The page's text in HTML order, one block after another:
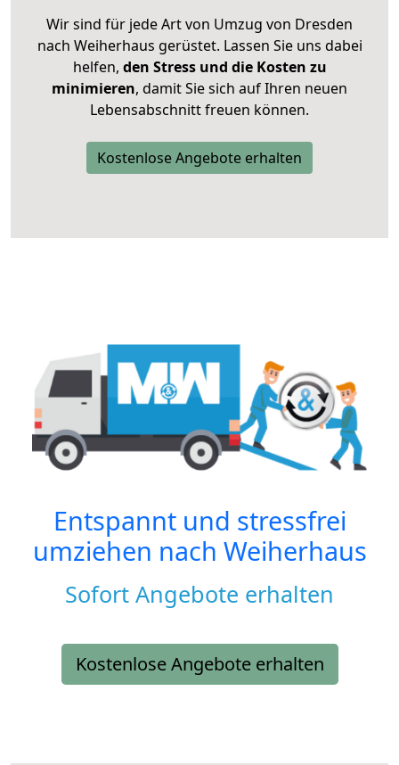
Wir sind für jede Art von Umzug von Dresden
nach Weiherhaus gerüstet. Lassen Sie uns dabei
helfen, den Stress und die Kosten zu
minimieren, damit Sie sich auf Ihren neuen
Lebensabschnitt freuen können.
Kostenlose Angebote erhalten
Entspannt und stressfrei
umziehen nach Weiherhaus
Sofort Angebote erhalten
Kostenlose Angebote erhalten